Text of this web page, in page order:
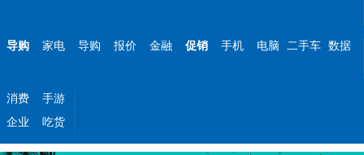
导购 家电 导购 报价 金融 促销 手机 电脑 二手车 数据
消费
手游
企业
吃货